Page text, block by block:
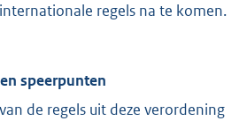
regels na te komen.
speerpunten
de regels uit deze verordening